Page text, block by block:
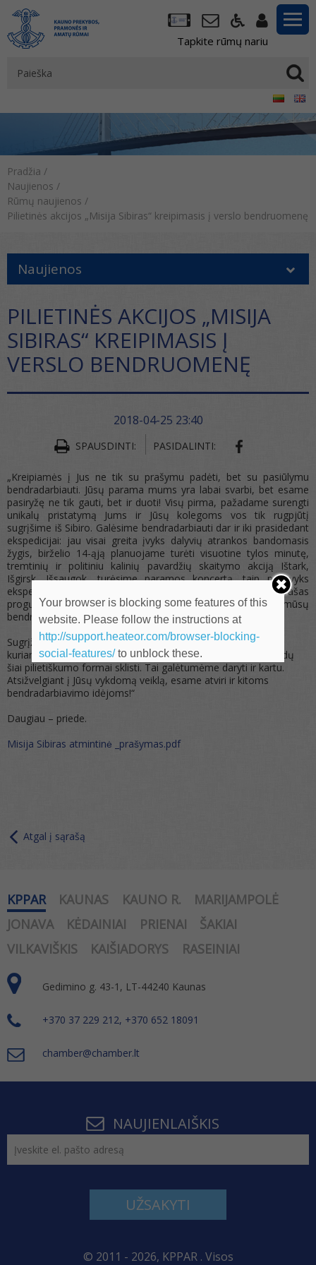
Tapkite rūmų nariu
Pradžia /
Naujienos /
Rūmų naujienos /
Pilietinės akcijos „Misija Sibiras“ kreipimasis į verslo bendruomenę
Naujienos
PILIETINĖS AKCIJOS „MISIJA
SIBIRAS“ KREIPIMASIS Į
VERSLO BENDRUOMENĘ
2018-04-25 23:40
SPAUSDINTI: PASIDALINTI:
„Kreipiamės į Jus ne tik su prašymu padėti, bet su pasiūlymu
bendradarbiauti. Jūsų parama mums yra labai svarbi, bet esame
pasiryžę ne tik gauti, bet ir duoti! Visų pirma, pažadame surengti
unikalų pristatymą Jums ir Jūsų kolegoms vos tik rugpjūtį
sugrįšime iš Sibiro. Galėsime bendradarbiauti dar ir iki prasidedant
ekspedicijai: jau visai greita įvyks dalyvių atrankos bandomasis
žygis, birželio 14-ąją planuojame turėti visuotine tylos minutę,
tremtinių ir politiniu kalinių pavardžių skaitymo akciją Ištark,
Išgirsk, Išsaugok, turėsime paramos koncertą, taip pat vyks
ekspedicijos išlydėjimo ir pasitikimo renginiai – tad tai sąrašas
progų, kuomet galime susitikti ir pasidžiaugti mūsų
bendradarbiavimu.
Sugrįžus iš ekspedicijos yra organizuojama fotoparoda bei
kuriamas dokumentinis filmas, kasmet ieškome vis naujų būdų
šiai pilietiškumo formai sklisti. Tai galėtumėme daryti ir kartu.
Atsižvelgiant į Jūsų vykdomą veiklą, esame atviri ir kitoms
bendradarbiavimo idėjoms!“
Daugiau – priede.
Misija Sibiras atmintinė _prašymas.pdf
Atgal į sąrašą
KPPAR KAUNAS KAUNO R.
MARIJAMPOLĖ
JONAVA
KĖDAINIAI PRIENAI
ŠAKIAI
VILKAVIŠKIS
KAIŠIADORYS RASEINIAI
Gedimino g. 43-1, LT-44240 Kaunas
+370 37 229 212, +370 652 18091
chamber@chamber.lt
NAUJIENLAIŠKIS
UŽSAKYTI
© 2011 - 2026, KPPAR . Visos
Your browser is blocking some features of this
website. Please follow the instructions at
http://support.heateor.com/browser-blocking-
social-features/to unblock these.